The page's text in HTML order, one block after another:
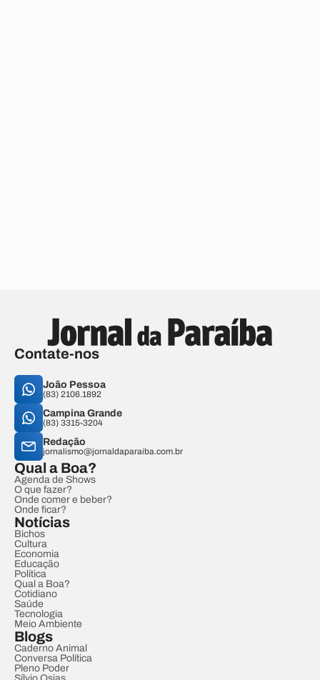
Contate-nos
João Pessoa
(83) 2106.1892
Campina Grande
(83) 3315-3204
Redação
jornalismo@jornaldaparaiba.com.br
Qual a Boa?
Agenda de Shows
O que fazer?
Onde comer e beber?
Onde ficar?
Notícias
Bichos
Cultura
Economia
Educação
Política
Qual a Boa?
Cotidiano
Saúde
Tecnologia
Meio Ambiente
Blogs
Caderno Animal
Conversa Política
Pleno Poder